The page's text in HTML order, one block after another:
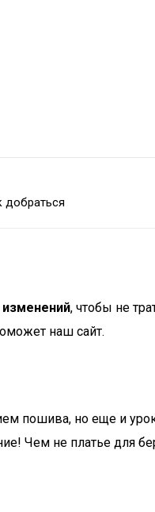
добраться
, чтобы не
наш сайт.
пошива, но еще и
Чем не платье для